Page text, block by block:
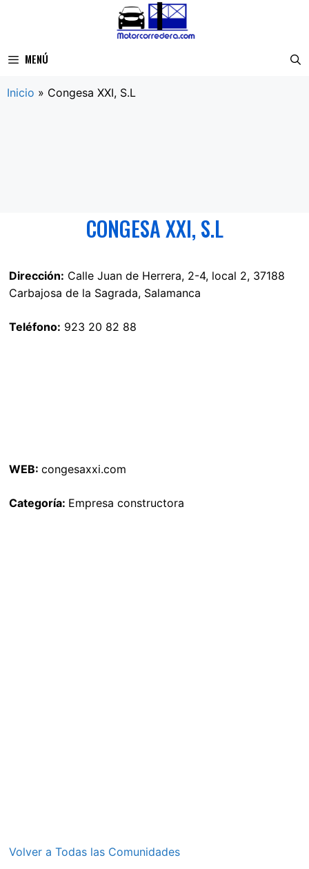
MENÚ
Inicio » Congesa XXI, S.L
CONGESA XXI, S.L
Dirección: Calle Juan de Herrera, 2-4, local 2, 37188
Carbajosa de la Sagrada, Salamanca
Teléfono: 923 20 82 88
WEB: congesaxxi.com
Categoría: Empresa constructora
Volver a Todas las Comunidades